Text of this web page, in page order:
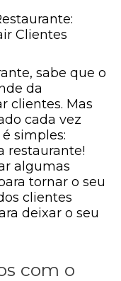
Clientes
sabe que o
da
clientes. Mas
cada vez
simples:
restaurante!
algumas
tornar o seu
clientes
deixar o seu
com o